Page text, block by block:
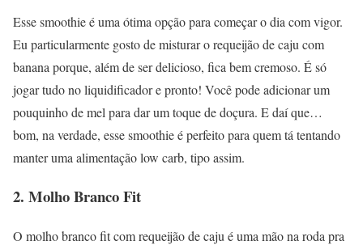
Esse smoothie é uma ótima opção para começar o dia com vigor.
Eu particularmente gosto de misturar o requeijão de caju com
banana porque, além de ser delicioso, fica bem cremoso. É só
jogar tudo no liquidificador e pronto! Você pode adicionar um
pouquinho de mel para dar um toque de doçura. E daí que…
bom, na verdade, esse smoothie é perfeito para quem tá tentando
manter uma alimentação low carb, tipo assim.
2. Molho Branco Fit
O molho branco fit com requeijão de caju é uma mão na roda pra